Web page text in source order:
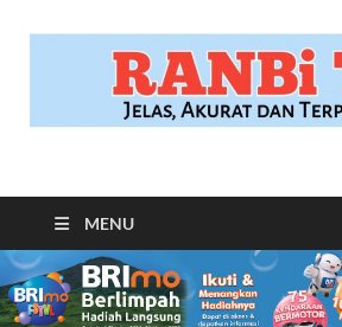
RANBITV.COM
MENU